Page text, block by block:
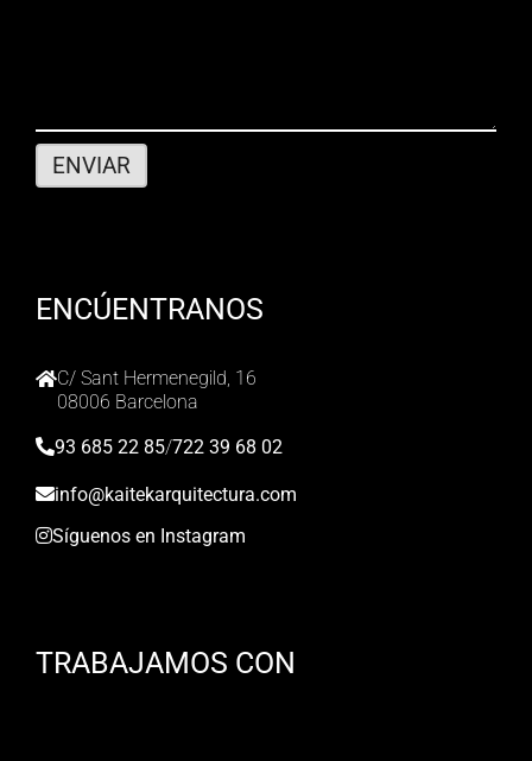
ENCÚENTRANOS
C/ Sant Hermenegild, 16
08006 Barcelona
93 685 22 85/722 39 68 02
info@kaitekarquitectura.com
Síguenos en Instagram
TRABAJAMOS CON